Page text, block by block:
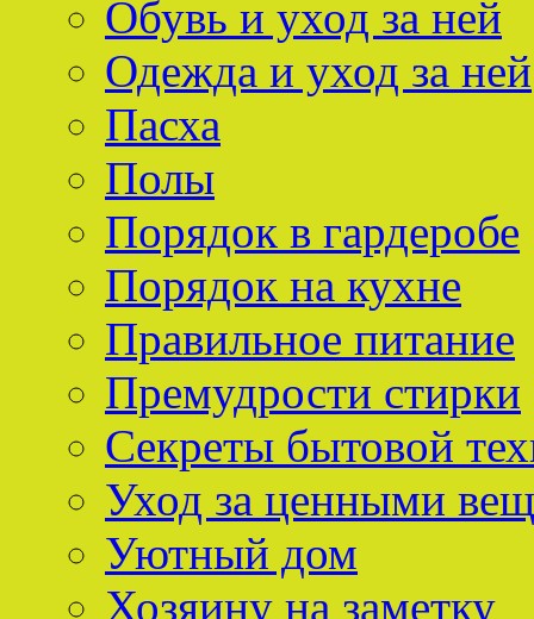
Обувь и уход за ней
Одежда и уход за ней
Пасха
Полы
Порядок в гардеробе
Порядок на кухне
Правильное питание
Премудрости стирки
Секреты бытовой
Уход за ценными
Уютный дом
Хозяину на заметку